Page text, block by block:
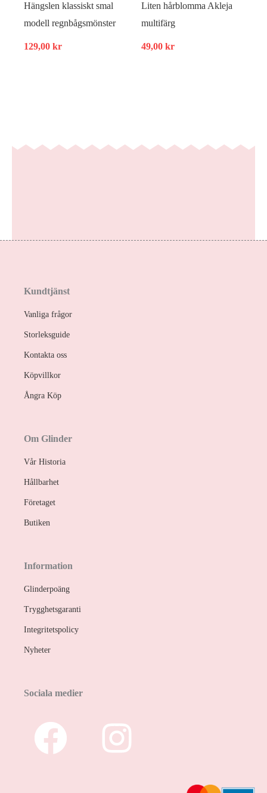
Hängslen klassiskt smal
modell regnbågsmönster
129,00 kr
Liten hårblomma Akleja
multifärg
49,00 kr
Kundtjänst
Vanliga frågor
Storleksguide
Kontakta oss
Köpvillkor
Ångra Köp
Om Glinder
Vår Historia
Hållbarhet
Företaget
Butiken
Information
Glinderpoäng
Trygghetsgaranti
Integritetspolicy
Nyheter
Sociala medier